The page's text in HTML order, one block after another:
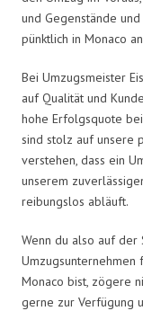
und Gegenstände
pünktlich in Monaco
Bei Umzugsmeister
auf Qualität und
hohe Erfolgsquote
sind stolz auf unsere
verstehen, dass ein
unserem
reibungslos abläuft.
Wenn du also auf der
Umzugsunternehmen
Monaco bist, zögere
gerne zur Verfügung